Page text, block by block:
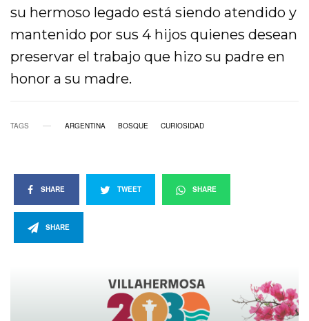
su hermoso legado está siendo atendido y
mantenido por sus 4 hijos quienes desean
preservar el trabajo que hizo su padre en
honor a su madre.
TAGS ARGENTINA BOSQUE CURIOSIDAD
SHARE TWEET SHARE
SHARE